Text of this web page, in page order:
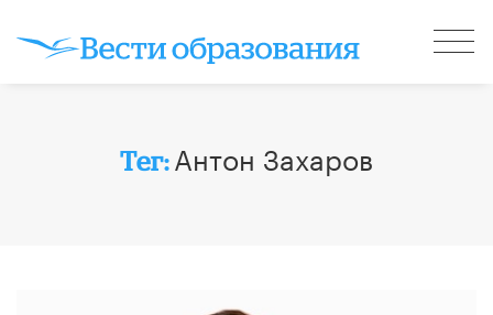
Тег: Антон Захаров